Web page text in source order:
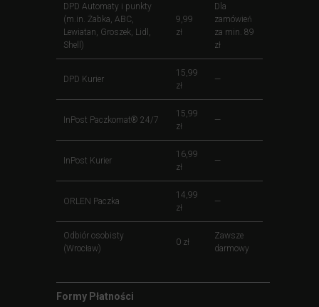
DPD Automaty i punkty
(m.in. Żabka, ABC,
Lewiatan, Groszek, Lidl,
Shell)
9,99
zł
Dla
zamówień
za min. 89
zł
DPD Kurier
15,99
zł
—
InPost Paczkomat® 24/7
15,99
zł
—
InPost Kurier
16,99
zł
—
ORLEN Paczka
14,99
zł
—
Odbiór osobisty
(Wrocław)
0 zł
Zawsze
darmowy
Formy Płatności